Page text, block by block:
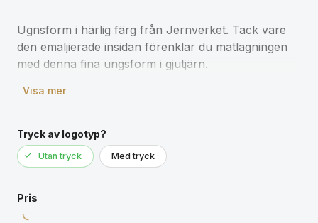
Ugnsform i härlig färg från Jernverket. Tack vare
den emaljierade insidan förenklar du matlagningen
med denna fina ungsform i gjutjärn.
Längd: 35 cm
Höjd: 6 cm
Visa mer
Tryck av logotyp?
Utan tryck Med tryck
Pris